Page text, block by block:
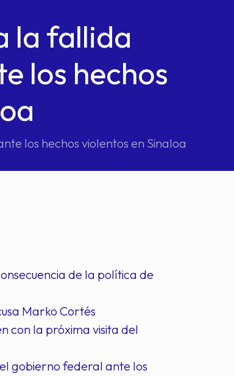
la fallida
los hechos
los hechos violentos en Sinaloa
de la política de
Marko Cortés
con la próxima visita del
gobierno federal ante los